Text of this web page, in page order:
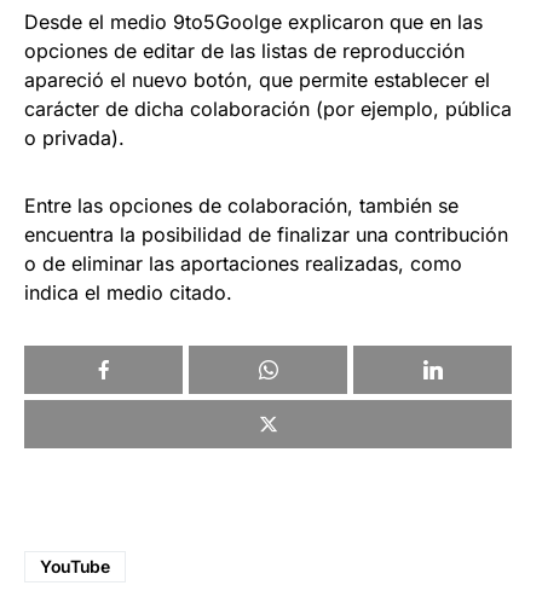
Desde el medio 9to5Goolge explicaron que en las
opciones de editar de las listas de reproducción
apareció el nuevo botón, que permite establecer el
carácter de dicha colaboración (por ejemplo, pública
o privada).
Entre las opciones de colaboración, también se
encuentra la posibilidad de finalizar una contribución
o de eliminar las aportaciones realizadas, como
indica el medio citado.
YouTube